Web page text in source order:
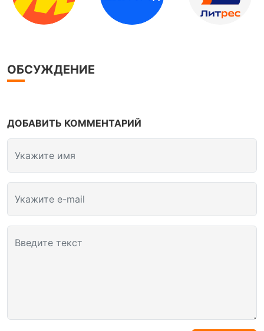
ОБСУЖДЕНИЕ
ДОБАВИТЬ КОММЕНТАРИЙ
Укажите имя
Укажите e-mail
Введите текст